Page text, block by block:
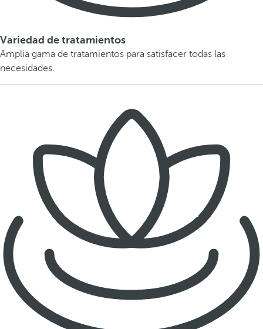
Variedad de tratamientos
Amplia gama de tratamientos para satisfacer todas las
necesidades.